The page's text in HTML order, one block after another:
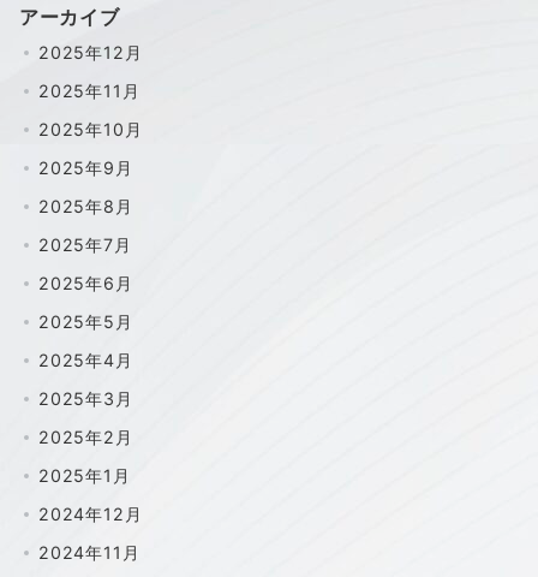
アーカイブ
2025年12月
2025年11月
2025年10月
2025年9月
2025年8月
2025年7月
2025年6月
2025年5月
2025年4月
2025年3月
2025年2月
2025年1月
2024年12月
2024年11月